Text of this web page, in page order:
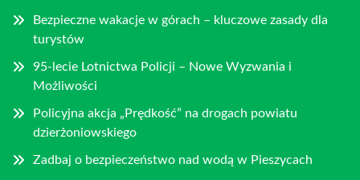
Bezpieczne wakacje w górach – kluczowe zasady dla
turystów
95-lecie Lotnictwa Policji – Nowe Wyzwania i
Możliwości
Policyjna akcja „Prędkość” na drogach powiatu
dzierżoniowskiego
Zadbaj o bezpieczeństwo nad wodą w Pieszycach